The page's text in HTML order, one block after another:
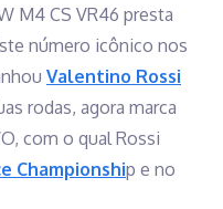
M4 CS VR46 presta
número icônico nos
Valentino Rossi
rodas, agora marca
com o qual Rossi
Championship e no